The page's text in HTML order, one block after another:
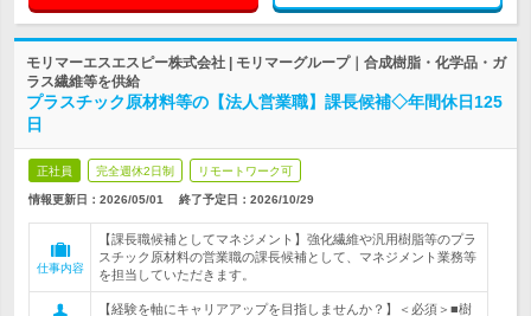
モリマーエスエスピー株式会社 | モリマーグループ｜合成樹脂・化学品・ガ
ラス繊維等を供給
プラスチック原材料等の【法人営業職】課長候補◇年間休日125
日
正社員 完全週休2日制 リモートワーク可
情報更新日：2026/05/01 終了予定日： 2026/10/29
仕事内容
【課長職候補としてマネジメント】強化繊維や汎用樹脂等のプラ
スチック原材料の営業職の課長候補として、マネジメント業務等
を担当していただきます。
【経験を軸にキャリアアップを目指しませんか？】＜必須＞■樹